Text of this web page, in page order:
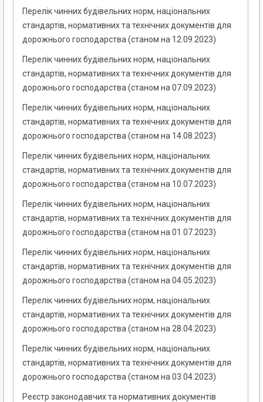
Перелік чинних будівельних норм, національних
стандартів, нормативних та технічних документів для
дорожнього господарства (станом на 12.09.2023)
Перелік чинних будівельних норм, національних
стандартів, нормативних та технічних документів для
дорожнього господарства (станом на 07.09.2023)
Перелік чинних будівельних норм, національних
стандартів, нормативних та технічних документів для
дорожнього господарства (станом на 14.08.2023)
Перелік чинних будівельних норм, національних
стандартів, нормативних та технічних документів для
дорожнього господарства (станом на 10.07.2023)
Перелік чинних будівельних норм, національних
стандартів, нормативних та технічних документів для
дорожнього господарства (станом на 01.07.2023)
Перелік чинних будівельних норм, національних
стандартів, нормативних та технічних документів для
дорожнього господарства (станом на 04.05.2023)
Перелік чинних будівельних норм, національних
стандартів, нормативних та технічних документів для
дорожнього господарства (станом на 28.04.2023)
Перелік чинних будівельних норм, національних
стандартів, нормативних та технічних документів для
дорожнього господарства (станом на 03.04.2023)
Реєстр законодавчих та нормативних документів